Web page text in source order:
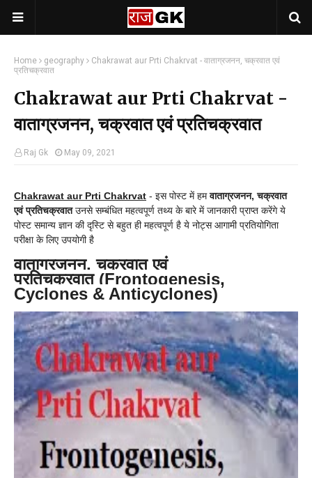
Home geography
Chakrawat aur Prti Chakrvat - वाताग्रजनन, चक्रवात एवं
प्रतिचक्रवात
Chakrawat aur Prti Chakrvat -
वाताग्रजनन, चक्रवात एवं प्रतिचक्रवात
Raj Gk May 09, 2021
Chakrawat aur Prti Chakrvat - इस पोस्ट में हमवाताग्रजनन, चक्रवात
एवं प्रतिचक्रवातउनसे सम्बंधित महत्वपूर्ण तथ्य के बारे में जानकारी प्राप्त करेंगे ये
पोस्ट समान्य ज्ञान की दृस्टि से बहुत ही महत्वपूर्ण है ये नोट्स आगामी प्रतियोगिता
परीक्षा के लिए उपयोगी है
वाताग्रजनन, चक्रवात एवं
प्रतिचक्रवात (Frontogenesis,
Cyclones & Anticyclones)